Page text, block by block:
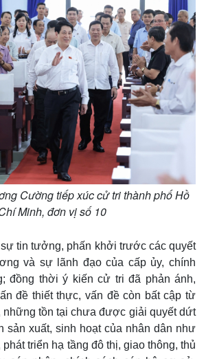
Cường tiếp xúc cử tri thành phố Hồ
Minh, đơn vị số 10
tin tưởng, phấn khởi trước các quyết
và sự lãnh đạo của cấp ủy, chính
đồng thời ý kiến cử tri đã phản ánh,
đề thiết thực, vấn đề còn bất cập từ
tồn tại chưa được giải quyết dứt
sản xuất, sinh hoạt của nhân dân như
triển hạ tầng đô thị, giao thông, thủ